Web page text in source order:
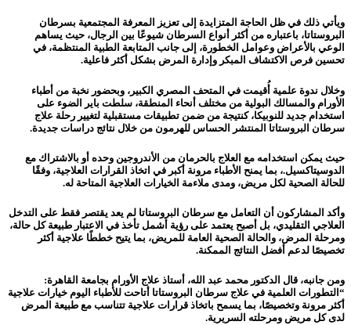
ويأتي ذلك في ظل الحاجة المتزايدة إلى تعزيز المعرفة المجتمعية بسرطان
البروستاتا، باعتباره من أكثر أنواع السرطان شيوعًا بين الرجال، حيث يساهم
الوعي بالأعراض وعوامل الخطورة، إلى جانب المتابعة الطبية المنتظمة، في
تحسين فرص الاكتشاف المبكر وإدارة المرض بشكل أكثر فاعلية.
وخلال ندوة علمية أُقيمت في المتحف المصري الكبير، وبحضور نخبة من أطباء
الأورام والمسالك البولية من مختلف أنحاء المنطقة، سلطت باير الضوء على
استخدام جديد للنوبيكا، كنتيجة من ضمن تطبيقات مستقبلية لتغيير رحلة علاج
سرطان البروستاتا المنتشر الحساس للهرمون من خلال نتائج دراسات جديدة.
حيث يمكن استخدامه مع العلاج بالحرمان من الأندروجين وحده أو بالاشتراك مع
الدوسيتاكسيل.، بما يمنح الأطباء مرونة أكبر في اتخاذ القرارات العلاجية، وفقًا
للحالة الصحية لكل مريض، ومدى ملاءمة الخيارات العلاجية المتاحة له.
وأكد المشاركون أن التعامل مع سرطان البروستاتا لم يعد يقتصر فقط على التدخل
العلاجي التقليدي، بل أصبح يعتمد على رؤية أشمل تأخذ في الاعتبار طبيعة كل حالة،
ومرحلة المرض، والحالة الصحية العامة للمريض، بما يتيح خططًا علاجية أكثر
تخصيصًا لدعم أفضل النتائج الممكنة.
ومن جانبه، قال الدكتور محمد عبد الله، أستاذ علاج الأورام بجامعة القاهرة:
“التطورات العلمية في علاج سرطان البروستاتا أتاحت للأطباء اليوم خيارات علاجية
أكثر مرونة وتخصيصًا، بما يسمح باتخاذ قرارات علاجية تتناسب مع طبيعة المرض
لدى كل مريض ومرحلته السريرية.